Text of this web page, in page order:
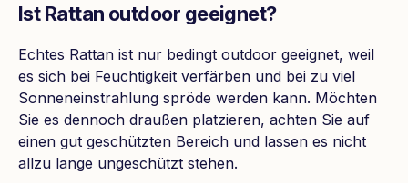
Ist Rattan outdoor geeignet?
Echtes Rattan ist nur bedingt outdoor geeignet, weil
es sich bei Feuchtigkeit verfärben und bei zu viel
Sonneneinstrahlung spröde werden kann. Möchten
Sie es dennoch draußen platzieren, achten Sie auf
einen gut geschützten Bereich und lassen es nicht
allzu lange ungeschützt stehen.